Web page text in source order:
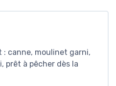
: canne, moulinet garni,
prêt à pêcher dès la